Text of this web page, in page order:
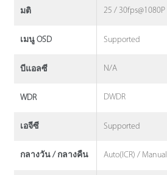
มติ 25 / 30fps@1080P
เมนู OSD Supported
บีแอลซี N/A
WDR DWDR
เอจีซี Supported
กลางวัน / กลางคืน Auto(ICR) / Manual